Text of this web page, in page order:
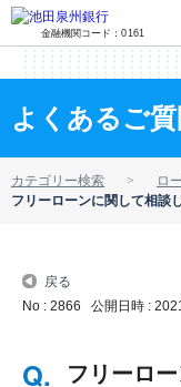
金融機関コード：0161
よくあるご質
カテゴリー検索 ロ
フリーローンに関して相談
戻る
No : 2866 公開日時 :
フリーロ